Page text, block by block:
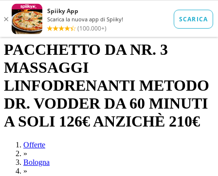
PACCHETTO DA NR. 3
MASSAGGI
LINFODRENANTI METODO
DR. VODDER DA 60 MINUTI
A SOLI 126€ ANZICHÈ 210€
Offerte
»
Bologna
»